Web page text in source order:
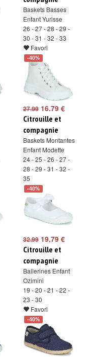
Baskets Basses
Enfant Yurisse
26 - 27 - 28 - 29 -
30 - 31 - 32 - 33
Favori
-40%
27.9916.79 €
Citrouille et
compagnie
Baskets Montantes
Enfant Modette
24 - 25 - 26 - 27 -
28 - 29 - 31 - 32 -
35
Favori
-40%
32.9919.79 €
Citrouille et
compagnie
Ballerines Enfant
Ozimini
19 - 20 - 21 - 22 -
23 - 30
Favori
-40%